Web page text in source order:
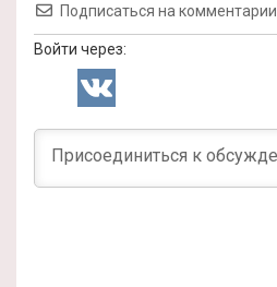
Подписаться на комментарии
Войти через: